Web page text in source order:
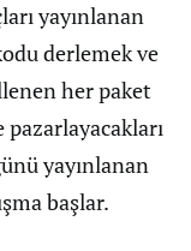
yayınlanan
derlemek ve
her paket
yayınlanan
başlar.